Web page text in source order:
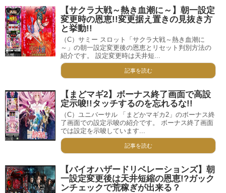
【サクラ大戦～熱き血潮に～】朝一設定
変更時の恩恵!!変更据え置きの見抜き方
と挙動!!
（C）サミー スロット「サクラ大戦～熱き血潮に
～」の朝一設定変更後の恩恵とリセット判別方法の
紹介です。 設定変更時は天井短...
記事を読む
【まどマギ2】ボーナス終了画面で高設
定示唆!!タッチするのを忘れるな!!
（C）ユニバーサル 「まどかマギカ2」のボーナス終
了画面での設定示唆の紹介です。 ボーナス終了画面
では設定を示唆しています...
記事を読む
【バイオハザードリベレーションズ】朝
一設定変更後は天井短縮の恩恵!?ガック
ンチェックで荒稼ぎが出来る？